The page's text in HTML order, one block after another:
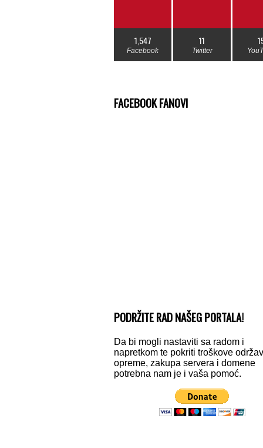
1,547
Facebook
11
Twitter
FACEBOOK FANOVI
PODRŽITE RAD NAŠEG PORTALA!
Da bi mogli nastaviti sa radom i
napretkom te pokriti troškove
opreme, zakupa servera i domene
potrebna nam je i vaša pomoć.